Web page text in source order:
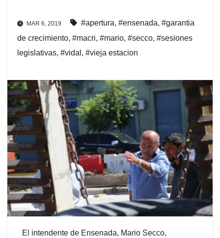
MAR 6, 2019 #apertura, #ensenada, #garantia
de crecimiento, #macri, #mario, #secco, #sesiones
legislativas, #vidal , #vieja estacion
El intendente de Ensenada, Mario Secco,